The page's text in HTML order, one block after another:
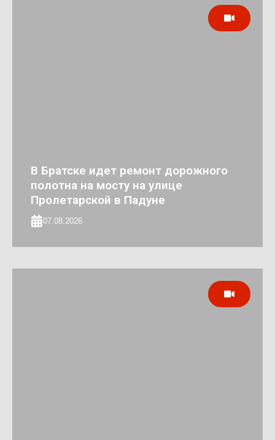
В Братске идет ремонт дорожного
полотна на мосту на улице
Пролетарской в Падуне
07.08.2026